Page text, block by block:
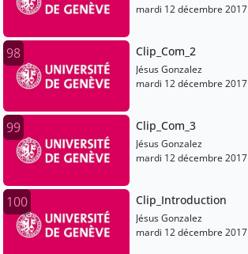
mardi 12 décembre 2017
98 Clip_Com_2
Jésus Gonzalez
mardi 12 décembre 2017
99 Clip_Com_3
Jésus Gonzalez
mardi 12 décembre 2017
100 Clip_Introduction
Jésus Gonzalez
mardi 12 décembre 2017